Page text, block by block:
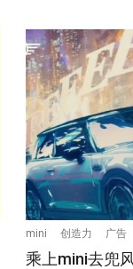
mini 创造力 广告
乘上mini去兜